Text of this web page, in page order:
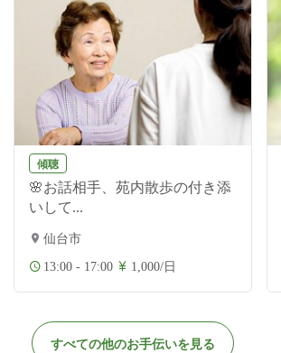
傾聴
🌸お話相手、苑内散歩の付き添
いして...
仙台市
13:00 - 17:00 1,000/日
すべての他のお手伝いを見る